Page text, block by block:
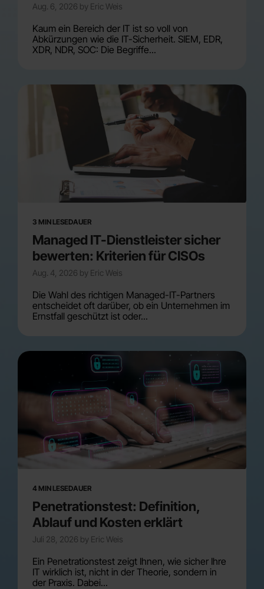
Aug. 6, 2026 by Eric Weis
Kaum ein Bereich der IT ist so voll von
Abkürzungen wie die IT-Sicherheit. SIEM, EDR,
XDR, NDR, SOC: Die Begriffe...
3 MIN LESEDAUER
Managed IT-Dienstleister sicher
bewerten: Kriterien für CISOs
Aug. 4, 2026 by Eric Weis
Die Wahl des richtigen Managed-IT-Partners
entscheidet oft darüber, ob ein Unternehmen im
Ernstfall geschützt ist oder...
4 MIN LESEDAUER
Penetrationstest: Definition,
Ablauf und Kosten erklärt
Juli 28, 2026 by Eric Weis
Ein Penetrationstest zeigt Ihnen, wie sicher Ihre
IT wirklich ist, nicht in der Theorie, sondern in
der Praxis. Dabei...